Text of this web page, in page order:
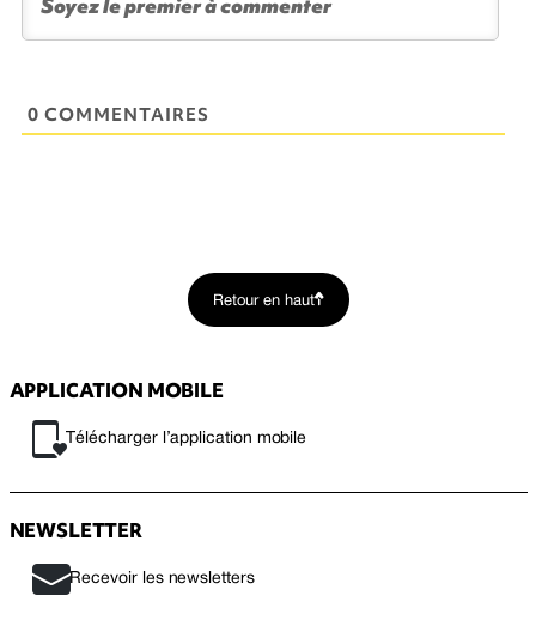
0 COMMENTAIRES
Retour en haut
APPLICATION MOBILE
Télécharger l’application mobile
NEWSLETTER
Recevoir les newsletters